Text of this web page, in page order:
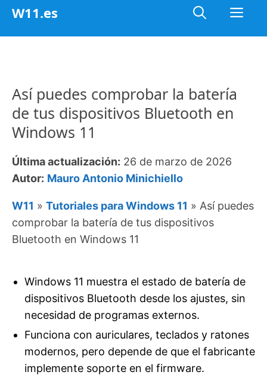
Saltar
W11.es
Así puedes comprobar la batería
de tus dispositivos Bluetooth en
Windows 11
Última actualización: 26 de marzo de 2026
Autor: Mauro Antonio Minichiello
W11 » Tutoriales para Windows 11 » Así puedes
comprobar la batería de tus dispositivos
Bluetooth en Windows 11
Windows 11 muestra el estado de batería de
dispositivos Bluetooth desde los ajustes, sin
necesidad de programas externos.
Funciona con auriculares, teclados y ratones
modernos, pero depende de que el fabricante
implemente soporte en el firmware.